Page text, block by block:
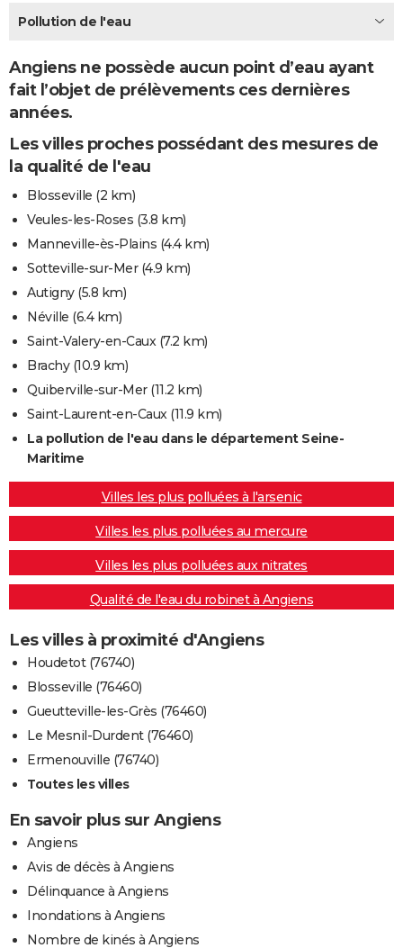
Destinations
City break
Voyage nature
Voyage de noces
Forum
Climat
+PHOTO
GUIDES D'ACHAT
BONS PLANS
Carte de Noël
Carte Bonne année
Carte Saint-Valentin
Carte Pâques
Carte d'anniversaire
DICTIONNAIRE
Dictionnaire
Biographies
Citations
Expressions
Proverbes
PROGRAMME TV
COPAINS D'AVANT
S'inscrire
Se connecter
Lycées
Collèges
Primaires
Universités
Entreprises
Service militaire
Avis de recherche
AVIS DE DÉCÈS
FORUM
Bricolage
Lifestyle
Culture
Sport
Auto
Television
Voyage
Cinema
Pollution de l'eau
Angiens ne possède aucun point d’eau ayant
fait l’objet de prélèvements ces dernières
années.
Les villes proches possédant des mesures de
la qualité de l'eau
Blosseville (2 km)
Veules-les-Roses (3.8 km)
Manneville-ès-Plains (4.4 km)
Sotteville-sur-Mer(4.9 km)
Autigny(5.8 km)
Néville (6.4 km)
Saint-Valery-en-Caux(7.2 km)
Brachy(10.9 km)
Quiberville-sur-Mer(11.2 km)
Saint-Laurent-en-Caux(11.9 km)
La pollution de l'eau dans le département Seine-
Maritime
Villes les plus polluées à l'arsenic
Villes les plus polluées au mercure
Villes les plus polluées aux nitrates
Qualité de l'eau du robinet à Angiens
Les villes à proximité d'Angiens
Houdetot (76740)
Blosseville (76460)
Gueutteville-les-Grès (76460)
Le Mesnil-Durdent (76460)
Ermenouville (76740)
Toutes les villes
En savoir plus sur Angiens
Angiens
Avis de décès à Angiens
Délinquance à Angiens
Inondations à Angiens
Nombre de kinés à Angiens